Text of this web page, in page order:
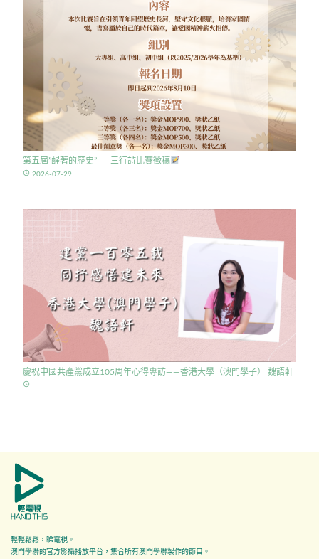
第五屆”醒著的歷史”——三行詩比賽徵稿
access_time 2026-07-29
慶祝中國共產黨成立105周年心得專訪——香港大學（澳門學子） 魏語軒
access_time
輕輕鬆鬆，睇電視。
澳門學聯的官方影攝播放平台，集合所有澳門學聯製作的節目。